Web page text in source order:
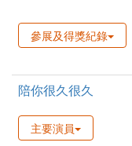
參展及得獎紀錄
陪你很久很久
主要演員